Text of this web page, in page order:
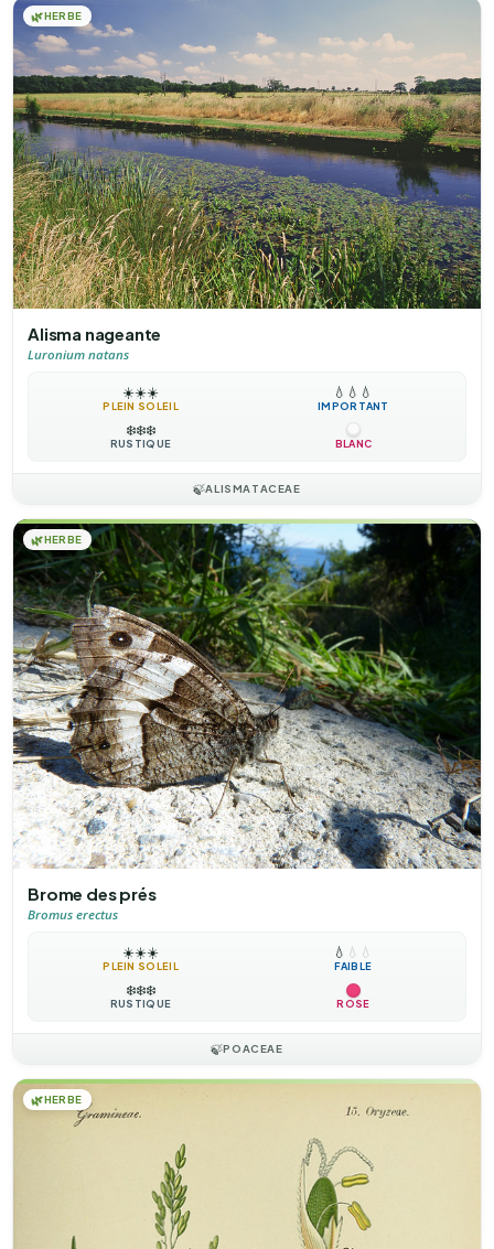
🌿HERBE
Alisma nageante
Luronium natans
☀️☀️☀️
PLEIN SOLEIL
💧 💧 💧
IMPORTANT
❄️❄️❄️
RUSTIQUE BLANC
🍃ALISMATACEAE
🌿HERBE
Brome des prés
Bromus erectus
☀️☀️☀️
PLEIN SOLEIL
💧 💧 💧
FAIBLE
❄️❄️❄️
RUSTIQUE ROSE
🍃POACEAE
🌿HERBE